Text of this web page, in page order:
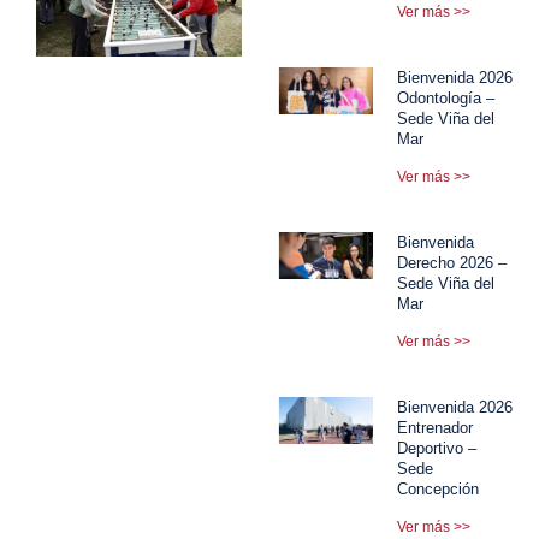
Ver más >>
Bienvenida 2026
Odontología –
Sede Viña del
Mar
Ver más >>
Bienvenida
Derecho 2026 –
Sede Viña del
Mar
Ver más >>
Bienvenida 2026
Entrenador
Deportivo –
Sede
Concepción
Ver más >>